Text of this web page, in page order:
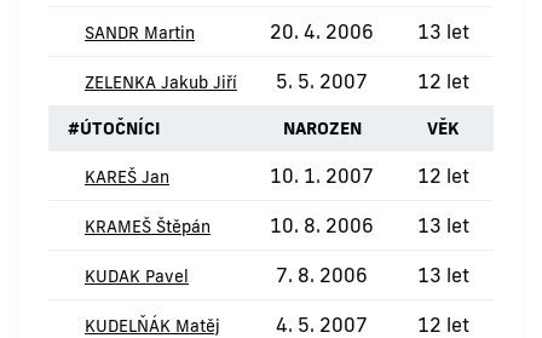
SANDR Martin 20. 4. 2006 13 let
ZELENKA Jakub Jiří 5. 5. 2007 12 let
#ÚTOČNÍCI NAROZEN VĚK
KAREŠ Jan 10. 1. 2007 12 let
KRAMEŠ Štěpán 10. 8. 2006 13 let
KUDAK Pavel 7. 8. 2006 13 let
KUDELŇÁK Matěj 4. 5. 2007 12 let